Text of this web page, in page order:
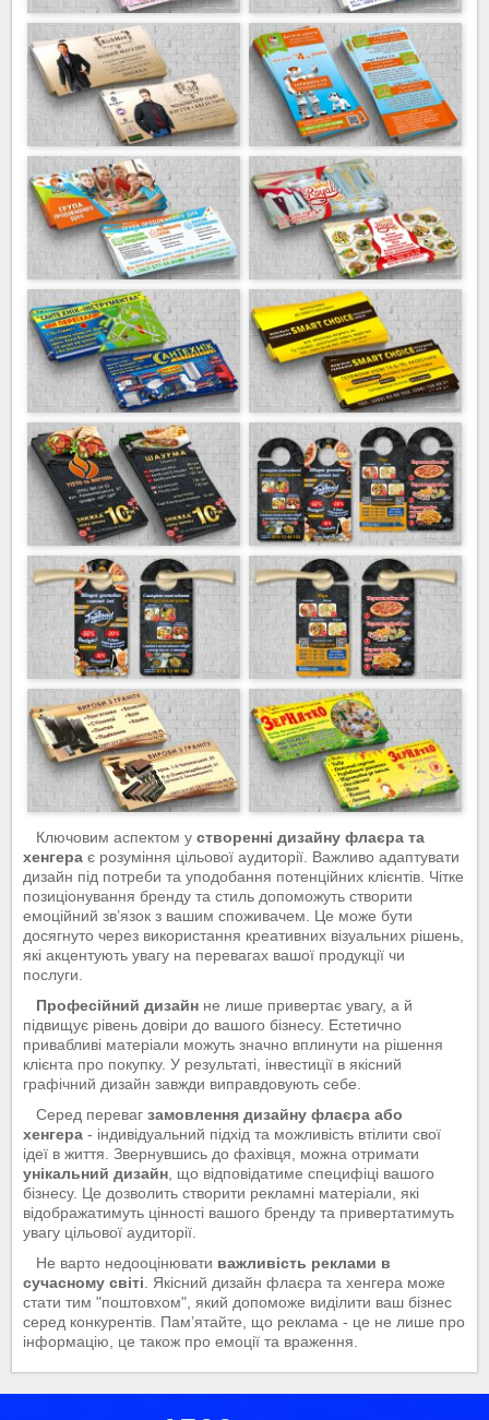
Ключовим аспектом у створенні дизайну флаєра та
хенгерає розуміння цільової аудиторії. Важливо адаптувати
дизайн під потреби та уподобання потенційних клієнтів. Чітке
позиціонування бренду та стиль допоможуть створити
емоційний зв’язок з вашим споживачем. Це може бути
досягнуто через використання креативних візуальних рішень,
які акцентують увагу на перевагах вашої продукції чи
послуги.
Професійний дизайнне лише привертає увагу, а й
підвищує рівень довіри до вашого бізнесу. Естетично
привабливі матеріали можуть значно вплинути на рішення
клієнта про покупку. У результаті, інвестиції в якісний
графічний дизайн завжди виправдовують себе.
Серед переваг замовлення дизайну флаєра або
хенгера- індивідуальний підхід та можливість втілити свої
ідеї в життя. Звернувшись до фахівця, можна отримати
унікальний дизайн, що відповідатиме специфіці вашого
бізнесу. Це дозволить створити рекламні матеріали, які
відображатимуть цінності вашого бренду та привертатимуть
увагу цільової аудиторії.
Не варто недооцінювати важливість реклами в
сучасному світі . Якісний дизайн флаєра та хенгера може
стати тим "поштовхом", який допоможе виділити ваш бізнес
серед конкурентів. Пам’ятайте, що реклама - це не лише про
інформацію, це також про емоції та враження.